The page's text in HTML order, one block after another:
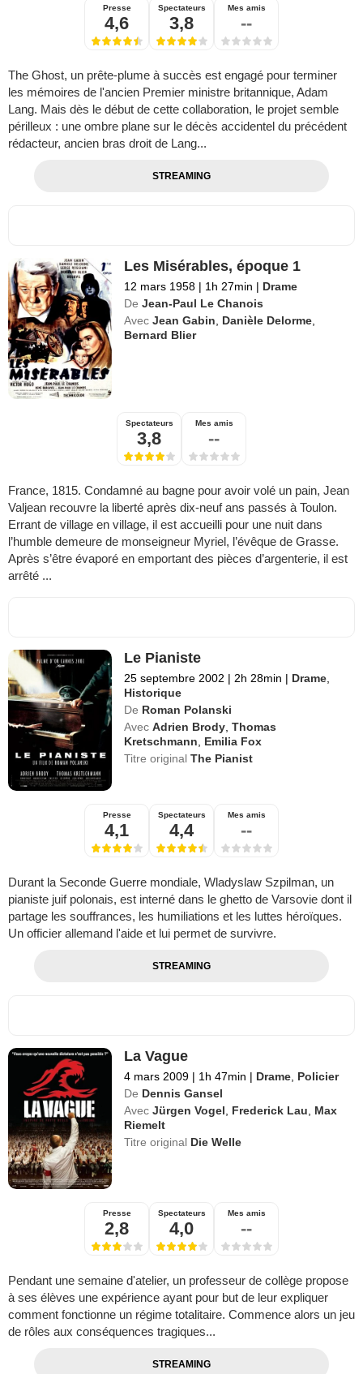
Presse
4,6
Spectateurs
3,8
Mes amis
--
The Ghost, un prête-plume à succès est engagé pour terminer
les mémoires de l'ancien Premier ministre britannique, Adam
Lang. Mais dès le début de cette collaboration, le projet semble
périlleux : une ombre plane sur le décès accidentel du précédent
rédacteur, ancien bras droit de Lang...
STREAMING
Les Misérables, époque 1
12 mars 1958 | 1h 27min | Drame
De Jean-Paul Le Chanois
Avec Jean Gabin, Danièle Delorme,
Bernard Blier
Spectateurs
3,8
Mes amis
--
France, 1815. Condamné au bagne pour avoir volé un pain, Jean
Valjean recouvre la liberté après dix-neuf ans passés à Toulon.
Errant de village en village, il est accueilli pour une nuit dans
l’humble demeure de monseigneur Myriel, l’évêque de Grasse.
Après s’être évaporé en emportant des pièces d’argenterie, il est
arrêté ...
Le Pianiste
25 septembre 2002 | 2h 28min | Drame,
Historique
De Roman Polanski
Avec Adrien Brody,Thomas
Kretschmann, Emilia Fox
Titre originalThe Pianist
Presse
4,1
Spectateurs
4,4
Mes amis
--
Durant la Seconde Guerre mondiale, Wladyslaw Szpilman, un
pianiste juif polonais, est interné dans le ghetto de Varsovie dont il
partage les souffrances, les humiliations et les luttes héroïques.
Un officier allemand l'aide et lui permet de survivre.
STREAMING
La Vague
4 mars 2009 | 1h 47min | Drame, Policier
De Dennis Gansel
Avec Jürgen Vogel, Frederick Lau, Max
Riemelt
Titre original Die Welle
Presse
2,8
Spectateurs
4,0
Mes amis
--
Pendant une semaine d'atelier, un professeur de collège propose
à ses élèves une expérience ayant pour but de leur expliquer
comment fonctionne un régime totalitaire. Commence alors un jeu
de rôles aux conséquences tragiques...
STREAMING